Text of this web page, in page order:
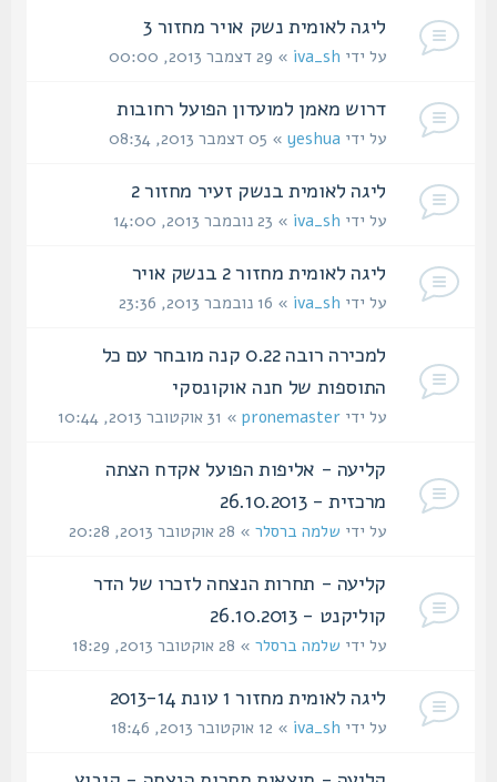
ליגה לאומית נשק אויר מחזור 3
על ידיiva_sh» 29 דצמבר 2013, 00:00
דרוש מאמן למועדון הפועל רחובות
על ידיyeshua» 05 דצמבר 2013, 08:34
ליגה לאומית בנשק זעיר מחזור 2
על ידיiva_sh» 23 נובמבר 2013, 14:00
ליגה לאומית מחזור 2 בנשק אויר
על ידיiva_sh» 16 נובמבר 2013, 23:36
למכירה רובה 0.22 קנה מובחר עם כל
התוספות של חנה אוקונסקי
על ידיpronemaster» 31 אוקטובר 2013, 10:44
קליעה - אליפות הפועל אקדח הצתה
מרכזית - 26.10.2013
על ידישלמה ברסלר» 28 אוקטובר 2013, 20:28
קליעה - תחרות הנצחה לזכרו של הדר
קוליקנט - 26.10.2013
על ידישלמה ברסלר» 28 אוקטובר 2013, 18:29
ליגה לאומית מחזור 1 עונת 2013-14
על ידיiva_sh» 12 אוקטובר 2013, 18:46